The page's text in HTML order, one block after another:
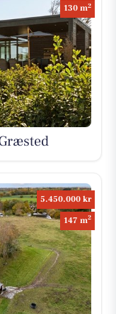
130 m2
5.450.000 kr
147 m2